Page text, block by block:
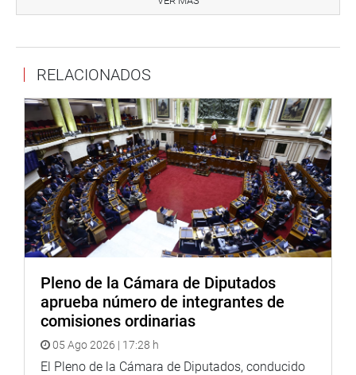
bancadas de Honor y Democracia (HyD) y Podemos Perú
De acuerdo con lo establecido en el Reglamento del
Congreso, el acto de elección se llevará a cabo de manera
presencial, mediante cédula, sin participación virtual.
Con este proceso democrático, el Parlamento renovará su
Mesa Directiva para continuar con el desarrollo de sus
funciones constitucionales durante el último periodo
anual de sesiones de este quinquenio.
OFICINA DE COMUNICACIONES E IMAGEN
INSTITUCIONAL
RELACIONADOS
Pleno de la Cámara de Diputados
aprueba número de integrantes de
comisiones ordinarias
05 Ago 2026 | 17:28 h
El Pleno de la Cámara de Diputados, conducido